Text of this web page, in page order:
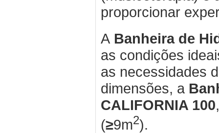
proporcionar
A Banheira de
as condições
as necessidades
dimensões, a
CALIFORNIA 100
(≥9m2).